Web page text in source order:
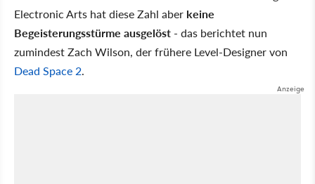
Electronic Arts hat diese Zahl aber keine
Begeisterungsstürme ausgelöst - das berichtet nun
zumindest Zach Wilson, der frühere Level-Designer von
Dead Space 2.